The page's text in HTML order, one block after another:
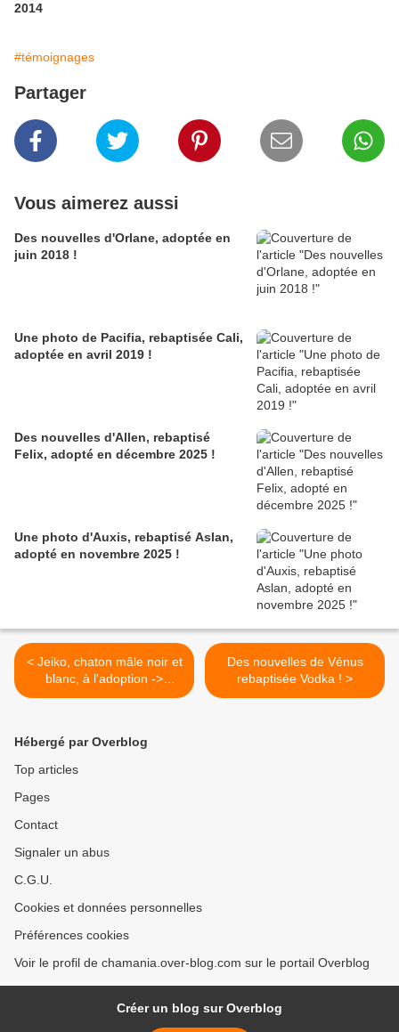
2014
#témoignages
Partager
Vous aimerez aussi
Des nouvelles d'Orlane, adoptée en
juin 2018 !
Une photo de Pacifia, rebaptisée Cali,
adoptée en avril 2019 !
Des nouvelles d'Allen, rebaptisé
Felix, adopté en décembre 2025 !
Une photo d'Auxis, rebaptisé Aslan,
adopté en novembre 2025 !
< Jeiko, chaton mâle noir et
blanc, à l'adoption ->
adopté
Des nouvelles de Vénus
rebaptisée Vodka ! >
Hébergé par Overblog
Top articles
Pages
Contact
Signaler un abus
C.G.U.
Cookies et données personnelles
Préférences cookies
Voir le profil de chamania.over-blog.com sur le portail Overblog
Créer un blog sur Overblog